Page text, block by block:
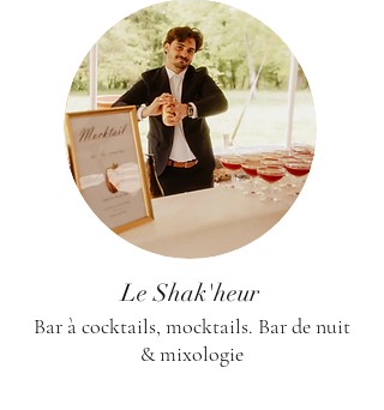
Le Shak'heur
Bar à cocktails, mocktails. Bar de nuit
& mixologie